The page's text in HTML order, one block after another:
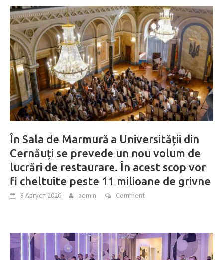
În Sala de Marmură a Universității din
Cernăuți se prevede un nou volum de
lucrări de restaurare. În acest scop vor
fi cheltuite peste 11 milioane de grivne
8 Август 2026 admin Comment